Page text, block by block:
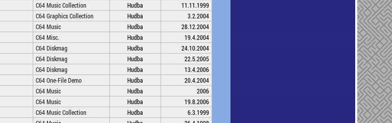
C64 Music Collection Hudba
11.11.1999
C64 Graphics Collection Hudba
3.2.2004
C64 Music Hudba
28.12.2004
C64 Misc. Hudba
19.4.2004
C64 Diskmag Hudba
24.10.2004
C64 Diskmag Hudba
22.5.2005
C64 Diskmag Hudba
13.4.2006
C64 One-File Demo Hudba
20.4.2004
C64 Music Hudba
2006
C64 Music Hudba
19.8.2006
C64 Music Collection Hudba
6.3.1999